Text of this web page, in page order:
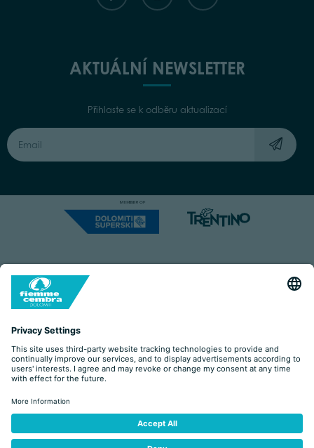
AKTUÁLNÍ NEWSLETTER
Přihlaste se k odběru aktualizací
Capitale Sociale: Euro 220.000,00 | VAT: 01901280220
COOKIES IMPRINT